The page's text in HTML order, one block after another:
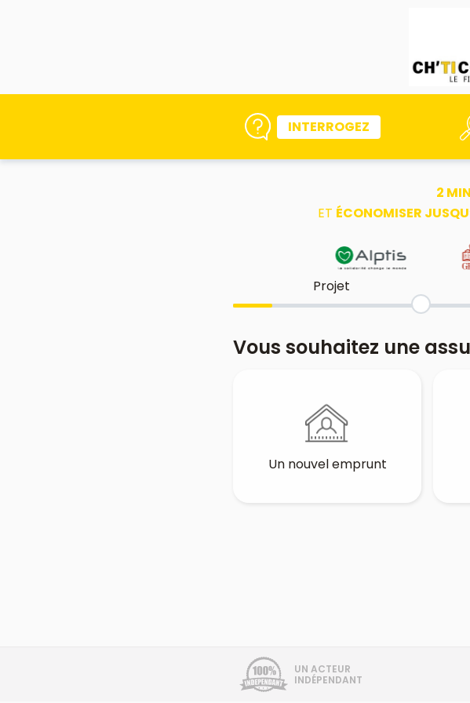
INTERROGEZ
2
ET ÉCONOMISER
Projet
Vous souhaitez une
Un nouvel emprunt
UN ACTEUR
INDÉPENDANT